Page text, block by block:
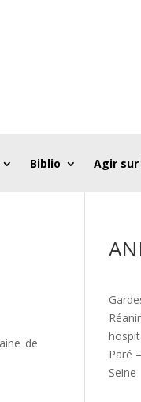
Biblio Agir
de
Paré
Seine